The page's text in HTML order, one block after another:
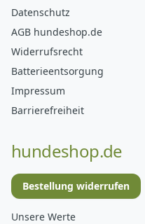
Datenschutz
AGB hundeshop.de
Widerrufsrecht
Batterieentsorgung
Impressum
Barrierefreiheit
hundeshop.de
Bestellung widerrufen
Unsere Werte